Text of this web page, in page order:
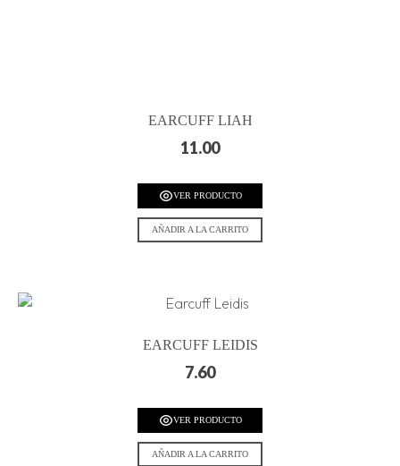
EARCUFF LIAH
11.00
VER PRODUCTO
AÑADIR A LA CARRITO
EARCUFF LEIDIS
7.60
VER PRODUCTO
AÑADIR A LA CARRITO